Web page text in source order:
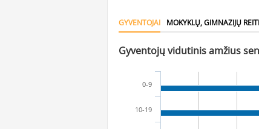
GYVENTOJAI MOKYKLŲ, GIMNAZIJŲ
Gyventojų vidutinis amžius
0-9
10-19